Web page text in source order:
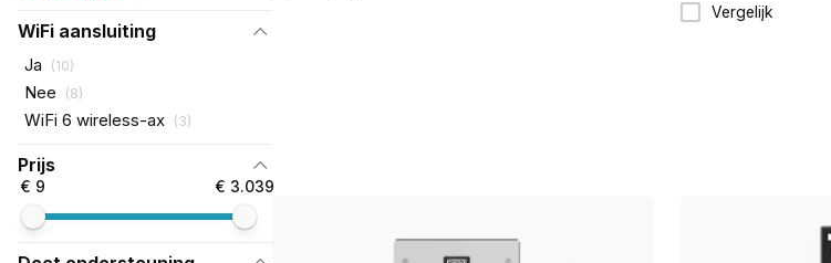
WiFi aansluiting
Ja (10)
Nee (8)
WiFi 6 wireless-ax (3)
Prijs
€ 9 € 3.039
Vergelijk